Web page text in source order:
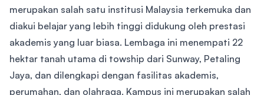
merupakan salah satu institusi Malaysia terkemuka dan
diakui belajar yang lebih tinggi didukung oleh prestasi
akademis yang luar biasa. Lembaga ini menempati 22
hektar tanah utama di towship dari Sunway, Petaling
Jaya, dan dilengkapi dengan fasilitas akademis,
perumahan, dan olahraga. Kampus ini merupakan salah